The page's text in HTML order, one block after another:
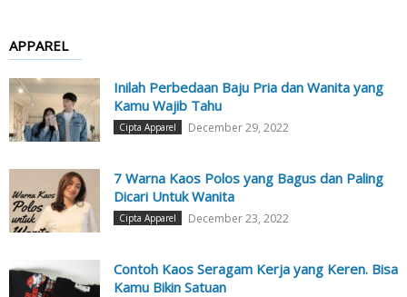
APPAREL
Inilah Perbedaan Baju Pria dan Wanita yang
Kamu Wajib Tahu
Cipta Apparel December 29, 2022
7 Warna Kaos Polos yang Bagus dan Paling
Dicari Untuk Wanita
Cipta Apparel December 23, 2022
Contoh Kaos Seragam Kerja yang Keren. Bisa
Kamu Bikin Satuan